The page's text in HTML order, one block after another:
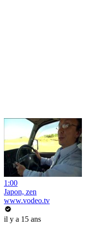
1:00
Japon, zen
www.vodeo.tv
il y a 15 ans